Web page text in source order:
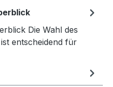
Die Wahl des
entscheidend für